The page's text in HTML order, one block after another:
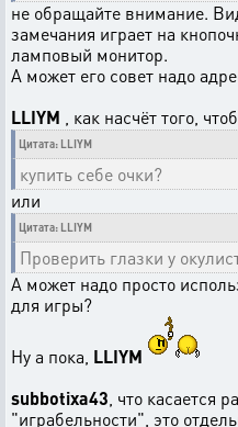
не обращайте внимание.
замечания играет на
ламповый монитор.
А может его совет надо
LLIYM
, как насчёт того,
Цитата: LLIYM
купить себе очки?
или
Цитата: LLIYM
Проверить глазки у
А может надо просто
для игры?
Ну а пока, LLIYM
subbotixa43 , что касается
"играбельности", это